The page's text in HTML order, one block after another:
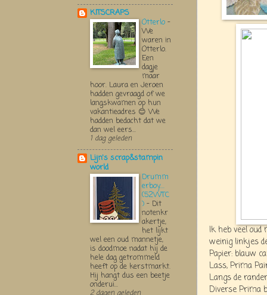
Ik heb veel
weinig linkjes
Papier: blauw
Lass, Prima
Langs de
Diverse Prima
KITSCRAPS
Otterlo -
We
waren in
Otterlo.
Een
dagje
maar
hoor. Laura en Jeroen
hadden gevraagd of we
langskwamen op hun
vakantieadres 😊 We
hadden bedacht dat we
dan wel eers...
1 dag geleden
Lijn's scrap&stampin
world
Drumm
erboy....
(52WTC
) - Dit
notenkr
akertje,
het lijkt
wel een oud mannetje,
is doodmoe nadat hij de
hele dag getrommeld
heeft op de kerstmarkt.
Hij hangt dus een beetje
onderui...